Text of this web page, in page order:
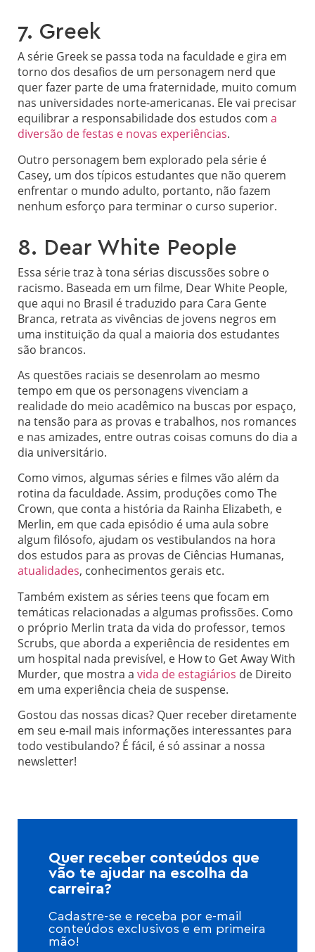
7. Greek
A série Greek se passa toda na faculdade e gira em
torno dos desafios de um personagem nerd que
quer fazer parte de uma fraternidade, muito comum
nas universidades norte-americanas. Ele vai precisar
equilibrar a responsabilidade dos estudos com a
diversão de festas e novas experiências.
Outro personagem bem explorado pela série é
Casey, um dos típicos estudantes que não querem
enfrentar o mundo adulto, portanto, não fazem
nenhum esforço para terminar o curso superior.
8. Dear White People
Essa série traz à tona sérias discussões sobre o
racismo. Baseada em um filme, Dear White People,
que aqui no Brasil é traduzido para Cara Gente
Branca, retrata as vivências de jovens negros em
uma instituição da qual a maioria dos estudantes
são brancos.
As questões raciais se desenrolam ao mesmo
tempo em que os personagens vivenciam a
realidade do meio acadêmico na buscas por espaço,
na tensão para as provas e trabalhos, nos romances
e nas amizades, entre outras coisas comuns do dia a
dia universitário.
Como vimos, algumas séries e filmes vão além da
rotina da faculdade. Assim, produções como The
Crown, que conta a história da Rainha Elizabeth, e
Merlin, em que cada episódio é uma aula sobre
algum filósofo, ajudam os vestibulandos na hora
dos estudos para as provas de Ciências Humanas,
atualidades, conhecimentos gerais etc.
Também existem as séries teens que focam em
temáticas relacionadas a algumas profissões. Como
o próprio Merlin trata da vida do professor, temos
Scrubs, que aborda a experiência de residentes em
um hospital nada previsível, e How to Get Away With
Murder, que mostra a vida de estagiários de Direito
em uma experiência cheia de suspense.
Gostou das nossas dicas? Quer receber diretamente
em seu e-mail mais informações interessantes para
todo vestibulando? É fácil, é só assinar a nossa
newsletter!
Quer receber conteúdos que
vão te ajudar na escolha da
carreira?
Cadastre-se e receba por e-mail
conteúdos exclusivos e em primeira
mão!